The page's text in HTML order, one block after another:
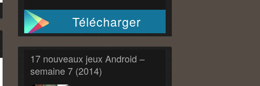
Télécharger
17 nouveaux jeux Android –
semaine 7 (2014)